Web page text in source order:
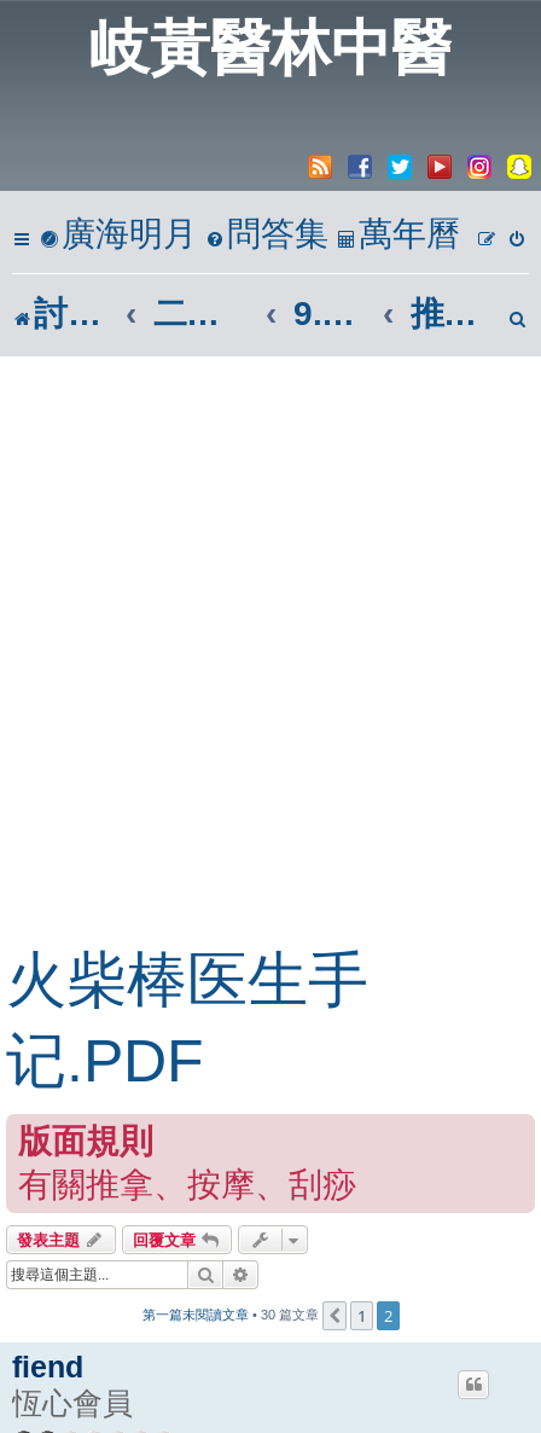
岐黃醫林中醫
廣海明月 問答集 萬年曆
討論區 二、岐黃懸壺居 9.傷科、眼科、外科(按摩、刮痧) 推拿、按摩、刮痧
火柴棒医生手
记.PDF
版面規則
有關推拿、按摩、刮痧
發表主題
回覆文章
搜尋
第一篇未閱讀文章• 30 篇文章 上一頁
1 2
fiend
恆心會員